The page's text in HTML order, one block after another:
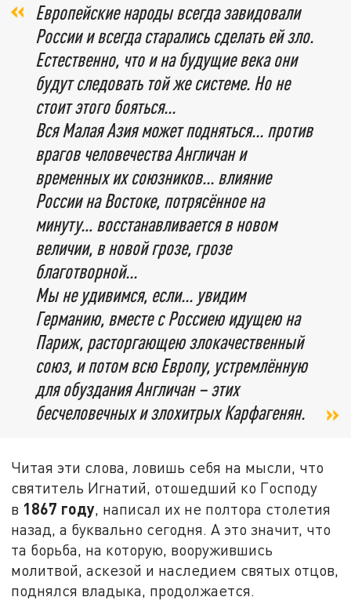
Европейские народы всегда завидовали
России и всегда старались сделать ей зло.
Естественно, что и на будущие века они
будут следовать той же системе. Но не
стоит этого бояться...
Вся Малая Азия может подняться... против
врагов человечества Англичан и
временных их союзников... влияние
России на Востоке, потрясённое на
минуту… восстанавливается в новом
величии, в новой грозе, грозе
благотворной...
Мы не удивимся, если... увидим
Германию, вместе с Россиею идущею на
Париж, расторгающею злокачественный
союз, и потом всю Европу, устремлённую
для обуздания Англичан – этих
бесчеловечных и злохитрых Карфагенян.
Читая эти слова, ловишь себя на мысли, что
святитель Игнатий, отошедший ко Господу
в 1867 году, написал их не полтора столетия
назад, а буквально сегодня. А это значит, что
та борьба, на которую, вооружившись
молитвой, аскезой и наследием святых отцов,
поднялся владыка, продолжается.